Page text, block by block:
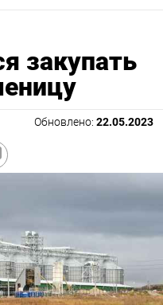
закупать
Обновлено: 22.05.2023